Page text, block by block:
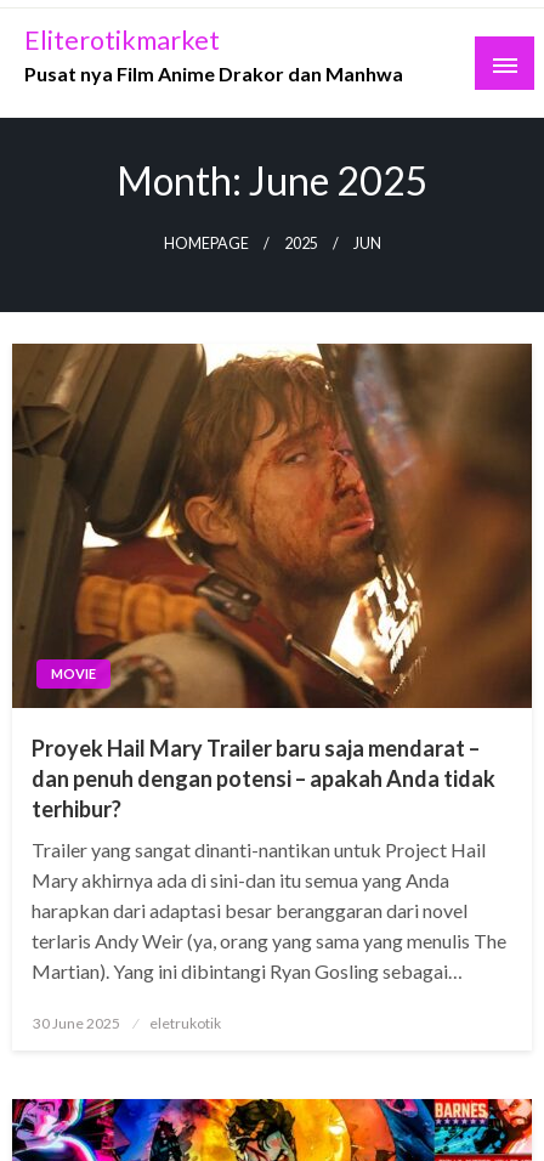
Skip
content
Eliterotikmarket
Pusat nya Film Anime Drakor dan Manhwa
Month: June 2025
HOMEPAGE 2025 JUN
MOVIE
Proyek Hail Mary Trailer baru saja mendarat –
dan penuh dengan potensi – apakah Anda tidak
terhibur?
Trailer yang sangat dinanti-nantikan untuk Project Hail
Mary akhirnya ada di sini-dan itu semua yang Anda
harapkan dari adaptasi besar beranggaran dari novel
terlaris Andy Weir (ya, orang yang sama yang menulis The
Martian). Yang ini dibintangi Ryan Gosling sebagai…
Posted
30 June 2025 eletrukotik